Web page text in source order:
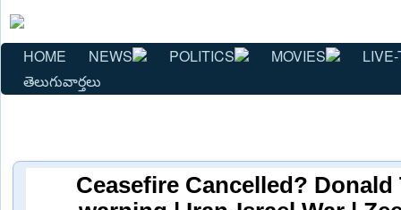
HOME NEWS POLITICS MOVIES
తెలుగువార్తలు
Ceasefire Cancelled?